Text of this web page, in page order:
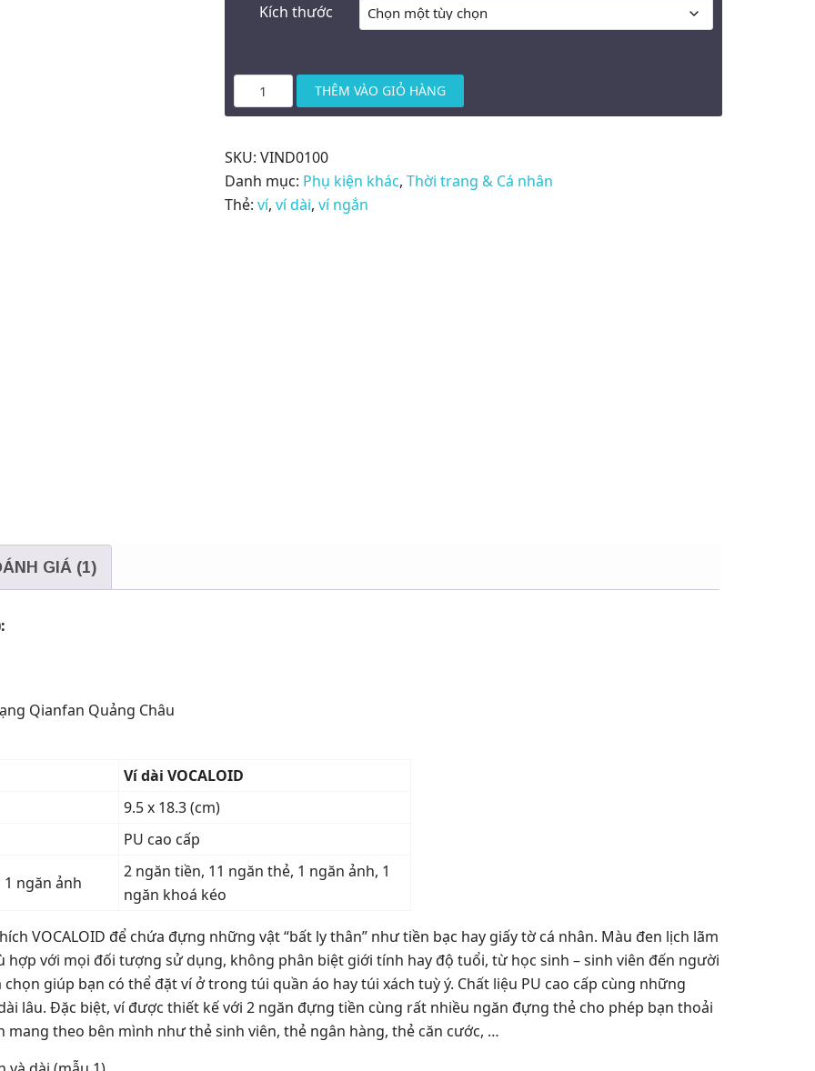
Kích thước
VOCALOID
và
dài
(mẫu
THÊM VÀO GIỎ HÀNG
SKU: VIND0100
Danh mục: Phụ kiện khác, Thời trang & Cá nhân
Thẻ: ví, ví dài, ví ngắn
GIÁ (1)
Qianfan Quảng Châu
Ví dài VOCALOID
9.5 x 18.3 (cm)
PU cao cấp
ngăn ảnh
2 ngăn tiền, 11 ngăn thẻ, 1 ngăn ảnh, 1
ngăn khoá kéo
VOCALOID để chứa đựng những vật “bất ly thân” như tiền bạc hay giấy tờ cá nhân. Màu đen lịch lãm
với mọi đối tượng sử dụng, không phân biệt giới tính hay độ tuổi, từ học sinh – sinh viên đến người
giúp bạn có thể đặt ví ở trong túi quần áo hay túi xách tuỳ ý. Chất liệu PU cao cấp cùng những
lâu. Đặc biệt, ví được thiết kế với 2 ngăn đựng tiền cùng rất nhiều ngăn đựng thẻ cho phép bạn thoải
mang theo bên mình như thẻ sinh viên, thẻ ngân hàng, thẻ căn cước, …